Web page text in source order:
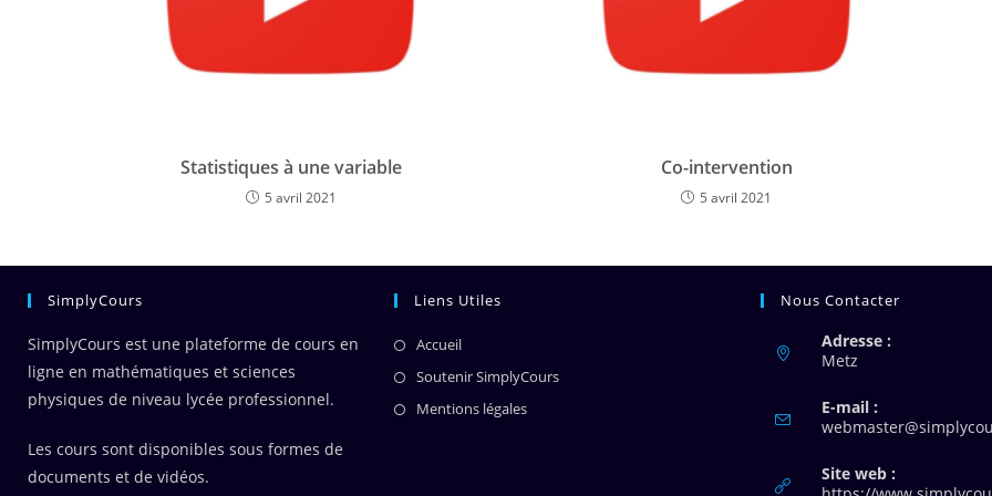
Statistiques à une variable
5 avril 2021
Co-intervention
5 avril 2021
SimplyCours
SimplyCours est une plateforme de cours en
ligne en mathématiques et sciences
physiques de niveau lycée professionnel.
Les cours sont disponibles sous formes de
documents et de vidéos.
Liens Utiles
Accueil
Soutenir SimplyCours
Mentions légales
Nous Contacter
Adresse :
Metz
E-mail :
Site web :